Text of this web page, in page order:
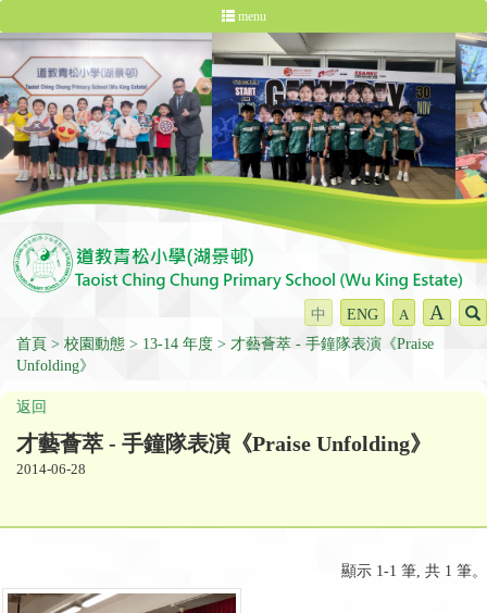
menu
中 ENG A A
首頁 校園動態 13-14 年度
才藝薈萃 - 手鐘隊表演《Praise
Unfolding》
返回
才藝薈萃 - 手鐘隊表演《Praise Unfolding》
2014-06-28
顯示 1-1 筆, 共 1 筆。